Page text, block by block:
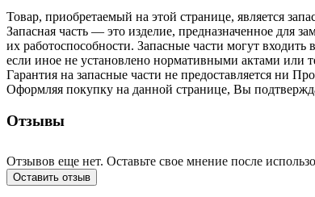
Товар, приобретаемый на этой странице, является
Запасная часть — это изделие, предназначенное для
их работоспособности. Запасные части могут
если иное не установлено нормативными актами или
Гарантия на запасные части не предоставляется ни
Оформляя покупку на данной странице, Вы
Отзывы
Отзывов еще нет. Оставьте свое мнение после
Оставить отзыв